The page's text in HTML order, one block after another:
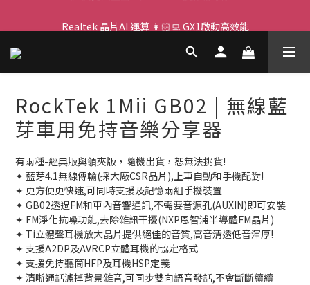
SWITCH 2 四支手把齊充⚡｜隨時開局
RockTek 1Mii GB02 | 無線藍
芽車用免持音樂分享器
有兩種-經典版與領夾版，隨機出貨，恕無法挑貨!
✦ 藍芽4.1無線傳輸(採大廠CSR晶片),上車自動和手機配對!
✦ 更方便更快速,可同時支援及記憶兩組手機裝置
✦ GB02透過FM和車內音響通訊,不需要音源孔(AUXIN)即可安裝
✦ FM淨化抗噪功能,去除雜訊干擾(NXP恩智浦半導體FM晶片)
✦ Ti立體聲耳機放大晶片提供絕佳的音質,高音清透低音渾厚!
✦ 支援A2DP及AVRCP立體耳機的協定格式
✦ 支援免持聽筒HFP及耳機HSP定義
✦ 清晰通話濾掉背景雜音,可同步雙向語音發話,不會斷斷續續